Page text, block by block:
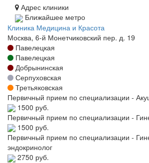
Адрес клиники
Ближайшее метро
Клиника Медицина и Красота
Москва, 6-й Монетчиковский пер. д. 19
Павелецкая
Павелецкая
Добрынинская
Серпуховская
Третьяковская
Первичный прием по специализации -
1500 руб.
Первичный прием по специализации -
1500 руб.
Первичный прием по специализации -
эндокринолог
2750 руб.